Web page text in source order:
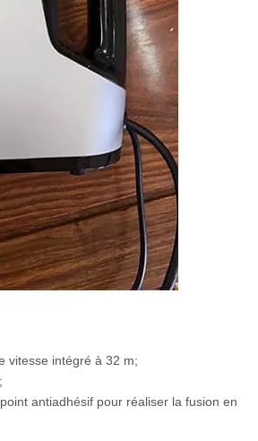
vitesse intégré à 32 m;
antiadhésif pour réaliser la fusion en